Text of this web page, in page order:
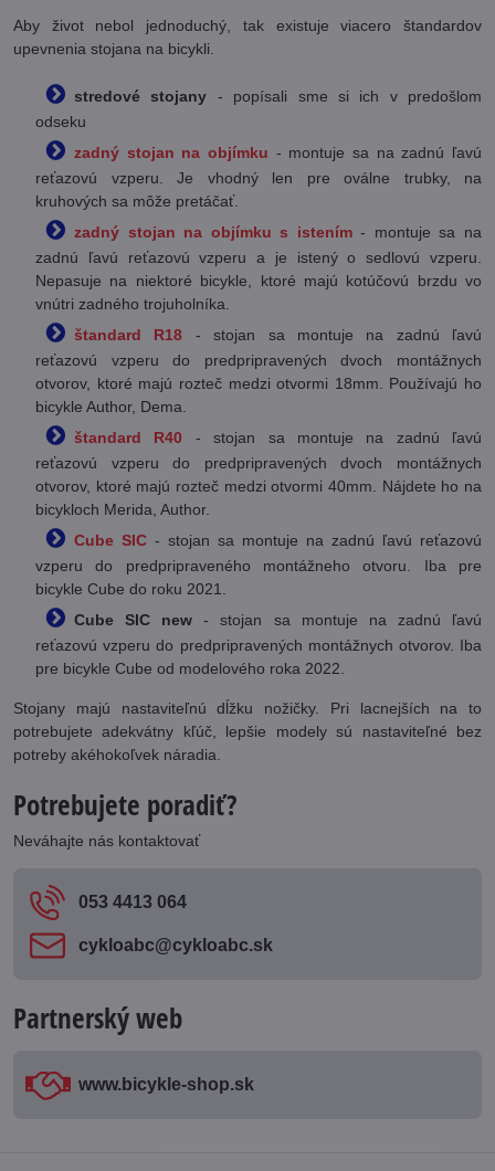
Aby život nebol jednoduchý, tak existuje viacero štandardov
upevnenia stojana na bicykli.
stredové stojany - popísali sme si ich v predošlom
odseku
zadný stojan na objímku - montuje sa na zadnú ľavú
reťazovú vzperu. Je vhodný len pre oválne trubky, na
kruhových sa môže pretáčať.
zadný stojan na objímku s istením- montuje sa na
zadnú ľavú reťazovú vzperu a je istený o sedlovú vzperu.
Nepasuje na niektoré bicykle, ktoré majú kotúčovú brzdu vo
vnútri zadného trojuholníka.
štandard R18 - stojan sa montuje na zadnú ľavú
reťazovú vzperu do predpripravených dvoch montážnych
otvorov, ktoré majú rozteč medzi otvormi 18mm. Používajú ho
bicykle Author, Dema.
štandard R40 - stojan sa montuje na zadnú ľavú
reťazovú vzperu do predpripravených dvoch montážnych
otvorov, ktoré majú rozteč medzi otvormi 40mm. Nájdete ho na
bicykloch Merida, Author.
Cube SIC - stojan sa montuje na zadnú ľavú reťazovú
vzperu do predpripraveného montážneho otvoru. Iba pre
bicykle Cube do roku 2021.
Cube SIC new - stojan sa montuje na zadnú ľavú
reťazovú vzperu do predpripravených montážnych otvorov. Iba
pre bicykle Cube od modelového roka 2022.
Stojany majú nastaviteľnú dĺžku nožičky. Pri lacnejších na to
potrebujete adekvátny kľúč, lepšie modely sú nastaviteľné bez
potreby akéhokoľvek náradia.
Potrebujete poradiť?
Neváhajte nás kontaktovať
053 4413 064
cykloabc​@cykloabc​.sk
Partnerský web
www​.bicykle-shop​.sk